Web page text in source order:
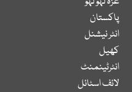
پاکستان
انٹر نیشنل
کھیل
انٹرٹینمنٹ
لائف اسٹائل